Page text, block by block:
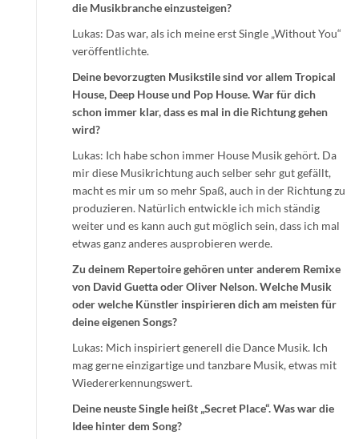
die Musikbranche einzusteigen?
Lukas: Das war, als ich meine erst Single „Without You“
veröffentlichte.
Deine bevorzugten Musikstile sind vor allem Tropical
House, Deep House und Pop House. War für dich
schon immer klar, dass es mal in die Richtung gehen
wird?
Lukas: Ich habe schon immer House Musik gehört. Da
mir diese Musikrichtung auch selber sehr gut gefällt,
macht es mir um so mehr Spaß, auch in der Richtung zu
produzieren. Natürlich entwickle ich mich ständig
weiter und es kann auch gut möglich sein, dass ich mal
etwas ganz anderes ausprobieren werde.
Zu deinem Repertoire gehören unter anderem Remixe
von David Guetta oder Oliver Nelson. Welche Musik
oder welche Künstler inspirieren dich am meisten für
deine eigenen Songs?
Lukas: Mich inspiriert generell die Dance Musik. Ich
mag gerne einzigartige und tanzbare Musik, etwas mit
Wiedererkennungswert.
Deine neuste Single heißt „Secret Place“. Was war die
Idee hinter dem Song?